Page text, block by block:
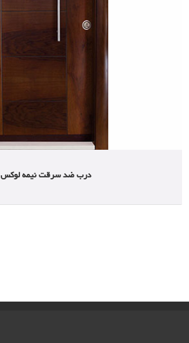
مشاهده محصولات
درب ضد سرقت نیمه لوکس CNC